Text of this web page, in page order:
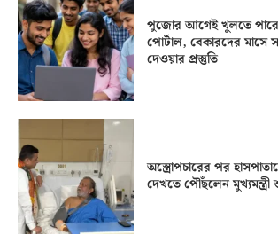
পুজোর আগেই খুলতে পারে
পোর্টাল, বেকারদের মাসে
দেওয়ার প্রস্তুতি
অস্ত্রোপচারের পর
দেখতে পৌঁছলেন মুখ্যমন্ত্রী